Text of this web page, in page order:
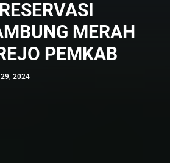
MERAH
PEMKAB
2024